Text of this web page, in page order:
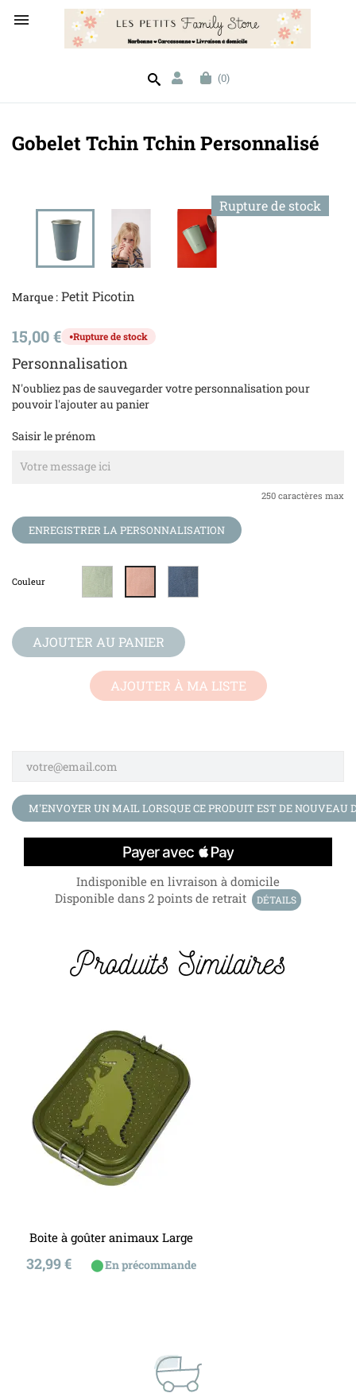

(0)
Gobelet Tchin Tchin Personnalisé
Rupture de stock
Marque : Petit Picotin
15,00 € ●Rupture de stock
Personnalisation
N'oubliez pas de sauvegarder votre personnalisation pour
pouvoir l'ajouter au panier
Saisir le prénom
250 caractères max
ENREGISTRER LA PERSONNALISATION
Couleur
Bois
AJOUTER AU PANIER
AJOUTER À MA LISTE
M'ENVOYER UN MAIL LORSQUE CE PRODUIT EST DE NOUVEAU
Indisponible en livraison à domicile
Disponible dans 2 points de retrait
DÉTAILS
Produits Similaires
Boite à goûter animaux Large
Prix
32,99 € ⬤En précommande